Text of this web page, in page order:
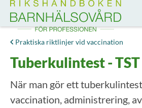
Till startsidan för Rikshandboken i
Praktiska riktlinjer vid vaccination
Tuberkulintest - TST
När man gör ett
vaccination, administrering,